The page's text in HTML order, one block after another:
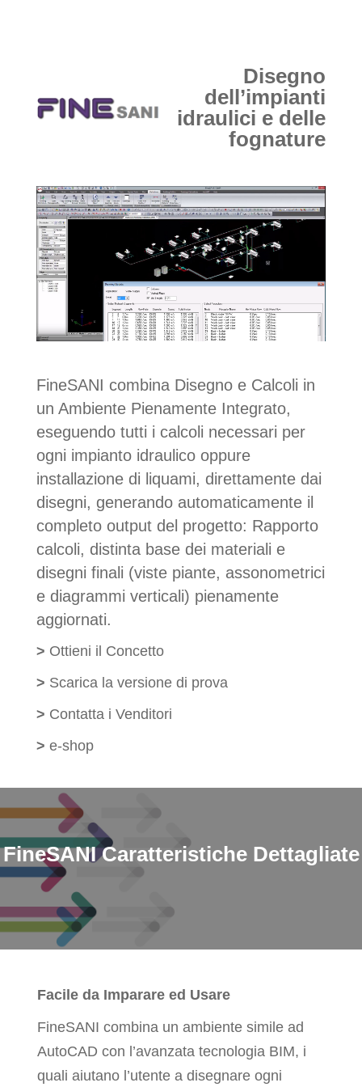
Disegno
dell’impianti
idraulici e delle
fognature
FineSANI combina Disegno e Calcoli in
un Ambiente Pienamente Integrato,
eseguendo tutti i calcoli necessari per
ogni impianto idraulico oppure
installazione di liquami, direttamente dai
disegni, generando automaticamente il
completo output del progetto: Rapporto
calcoli, distinta base dei materiali e
disegni finali (viste piante, assonometrici
e diagrammi verticali) pienamente
aggiornati.
> Ottieni il Concetto
> Scarica la versione di prova
> Contatta i Venditori
> e-shop
FineSANICaratteristiche Dettagliate
Facile da Imparare ed Usare
FineSANI combina un ambiente simile ad
AutoCAD con l’avanzata tecnologia BIM, i
quali aiutano l’utente a disegnare ogni